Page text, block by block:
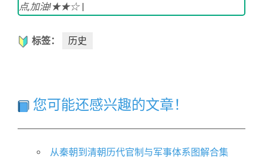
点,加油!★★☆|
标签： 历史
您可能还感兴趣的文章！
从秦朝到清朝历代官制与军事体系图解合集